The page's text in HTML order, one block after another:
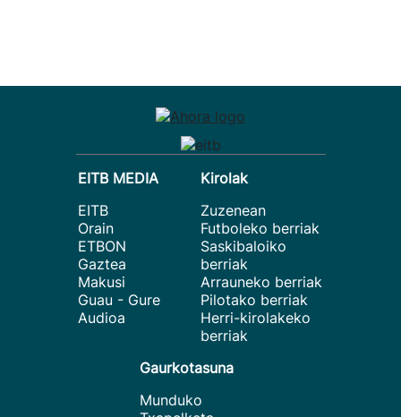
EITB MEDIA
EITB
Orain
ETBON
Gaztea
Makusi
Guau - Gure
Audioa
Kirolak
Zuzenean
Futboleko berriak
Saskibaloiko
berriak
Arrauneko berriak
Pilotako berriak
Herri-kirolakeko
berriak
Gaurkotasuna
Munduko